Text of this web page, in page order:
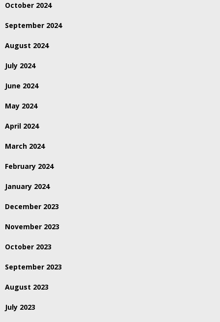
October 2024
September 2024
August 2024
July 2024
June 2024
May 2024
April 2024
March 2024
February 2024
January 2024
December 2023
November 2023
October 2023
September 2023
August 2023
July 2023